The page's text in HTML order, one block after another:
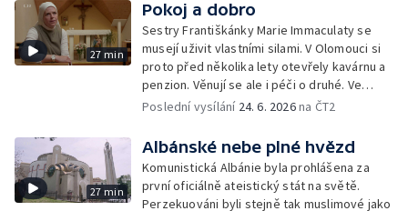
27 min
Pokoj a dobro
Sestry Františkánky Marie Immaculaty se
musejí uživit vlastními silami. V Olomouci si
proto před několika lety otevřely kavárnu a
penzion. Věnují se ale i péči o druhé. Ve
Strání pomáhají v odlehčovací službě, v
dnes žijí řeholní sestry mimo zdi kláštera?
Poslední vysílání 24. 6. 2026na ČT2
27 min
Albánské nebe plné hvězd
Komunistická Albánie byla prohlášena za
první oficiálně ateistický stát na světě.
Perzekuováni byli stejně tak muslimové jako